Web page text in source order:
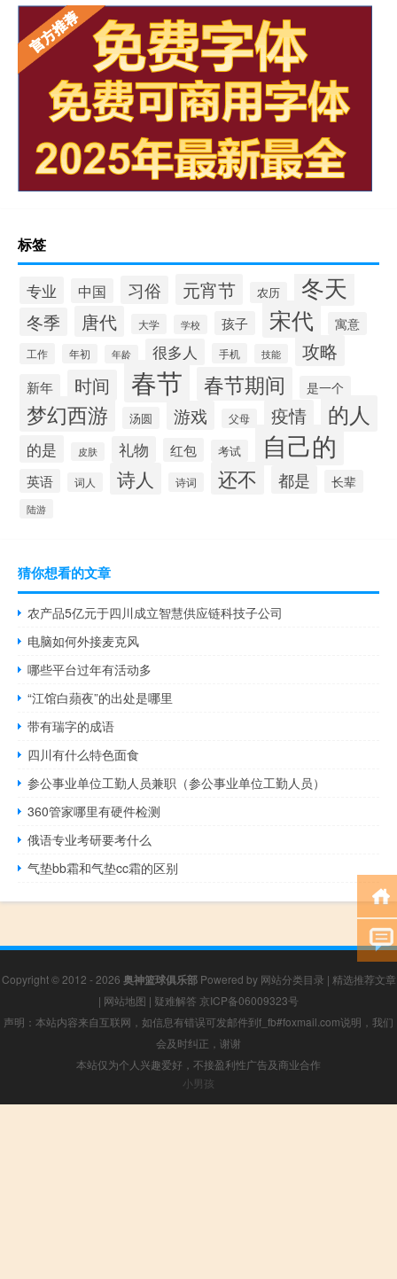
标签
专业 中国 习俗 元宵节 农历 冬天
冬季 唐代 大学 学校 孩子 宋代 寓意
工作 年初 年龄 很多人 手机 技能 攻略
新年 时间 春节 春节期间 是一个
梦幻西游 汤圆 游戏 父母 疫情 的人
的是 皮肤 礼物 红包 考试 自己的
英语 词人 诗人 诗词 还不 都是 长辈
陆游
猜你想看的文章
农产品5亿元于四川成立智慧供应链科技子公司
电脑如何外接麦克风
哪些平台过年有活动多
“江馆白蘋夜”的出处是哪里
带有瑞字的成语
四川有什么特色面食
参公事业单位工勤人员兼职（参公事业单位工勤人员）
360管家哪里有硬件检测
俄语专业考研要考什么
气垫bb霜和气垫cc霜的区别
Copyright © 2012 - 2026 奥神篮球俱乐部Powered by 网站分类目录 | 精选推荐文章
| 网站地图 | 疑难解答 京ICP备06009323号
声明：本站内容来自互联网，如信息有错误可发邮件到f_fb#foxmail.com说明，我们
会及时纠正，谢谢
本站仅为个人兴趣爱好，不接盈利性广告及商业合作
小男孩